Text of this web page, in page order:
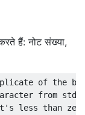
हैं: नोट संख्या,
of the
from
less than